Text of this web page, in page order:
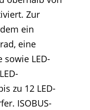
Zur
ein
eine
sowie LED-
zu 12 LED-
ISOBUS-